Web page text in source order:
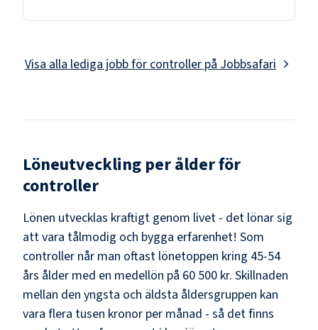
Visa alla lediga jobb för controller på Jobbsafari
Löneutveckling per ålder för
controller
Lönen utvecklas kraftigt genom livet - det lönar sig
att vara tålmodig och bygga erfarenhet! Som
controller når man oftast lönetoppen kring 45-54
års ålder med en medellön på 60 500 kr. Skillnaden
mellan den yngsta och äldsta åldersgruppen kan
vara flera tusen kronor per månad - så det finns